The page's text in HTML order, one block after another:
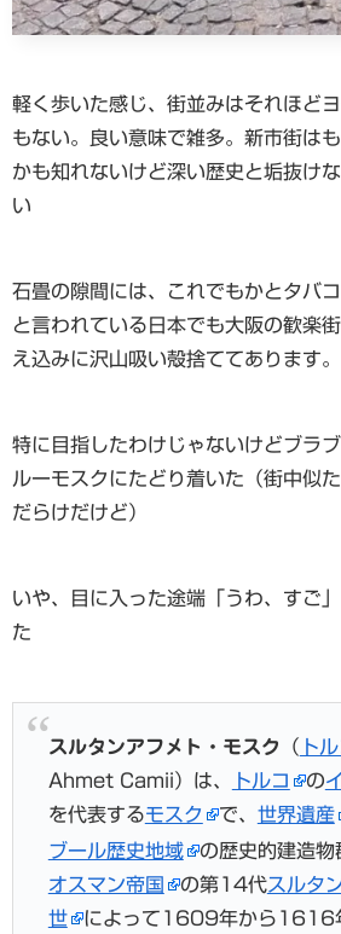
軽く歩いた感じ、街並みはそれほど
もない。良い意味で雑多。新市街は
かも知れないけど深い歴史と垢抜け
い
石畳の隙間には、これでもかとタバ
と言われている日本でも大阪の歓楽
え込みに沢山吸い殻捨ててあります。
特に目指したわけじゃないけどブラ
ルーモスクにたどり着いた（街中似
だらけだけど）
いや、目に入った途端「うわ、すご
た
スルタンアフメト・モスク （ ト
Ahmet Camii）は、
トルコ の
を代表するモスク で、 世界遺産
ブール歴史地域
の歴史的建造物
オスマン帝国
の第14代スルタ
世
によって1609年から1616